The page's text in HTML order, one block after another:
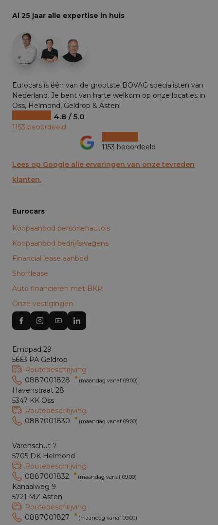
Al 25 jaar alle expertise in huis
Eurocars is één van de grootste BOVAG specialisten van
Nederland. Je bent van harte welkom op onze locaties in
Oss, Helmond, Geldrop & Asten!
4.8 / 5.0
1153 beoordeeld
1153 beoordeeld
Lees op Google alle ervaringen van onze tevreden
klanten.
Eurocars
Koopaanbod personenauto’s
Koopaanbod bedrijfswagens
Financial lease aanbod
Shortlease
Auto financieren met BKR
Onze vestigingen
Emopad 29
5663 PA Geldrop
Routebeschrijving
0887001828
(maandag vanaf 09:00)
Havenstraat 28
5347 KK Oss
Routebeschrijving
0887001830
(maandag vanaf 09:00)
Varenschut 7
5705 DK Helmond
Routebeschrijving
0887001832
(maandag vanaf 09:00)
Kanaalweg 9
5721 MZ Asten
Routebeschrijving
0887001827
(maandag vanaf 09:00)